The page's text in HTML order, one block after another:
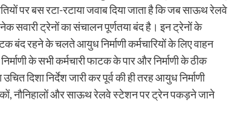
पर बस रटा-रटाया जवाब दिया जाता है कि जब साऊथ रेलवे
सवारी ट्रेनों का संचालन पूर्णतया बंद है। इन ट्रेनों के
बंद रहने के चलते आयुध निर्माणी कर्मचारियों के लिए वाहन
के सभी कर्मचारी फाटक के पार और निर्माणी के ठीक
दिशा निर्देश जारी कर पूर्व की ही तरह आयुध निर्माणी
नौनिहालों और साऊथ रेलवे स्टेशन पर ट्रेन पकड़ने जाने